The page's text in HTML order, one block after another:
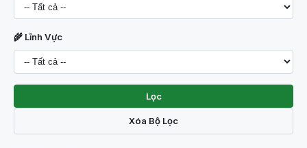
🌾 Lĩnh Vực
Lọc
Xóa Bộ Lọc